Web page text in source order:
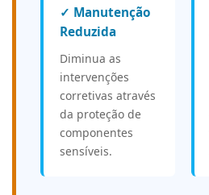
✓ Manutenção
Reduzida
Diminua as
intervenções
corretivas através
da proteção de
componentes
sensíveis.